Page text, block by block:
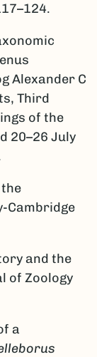
Alexander C
Third
of the
20–26 July
Cambridge
and the
of Zoology
a